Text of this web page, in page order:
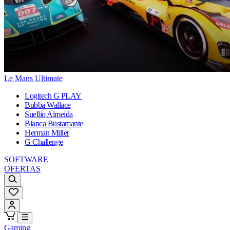
Le Mans Ultimate
Logitech G PLAY
Bubba Wallace
Suellio Almeida
Bianca Bustamante
Herman Miller
G Challenge
SOFTWARE
OFERTAS
Gaming